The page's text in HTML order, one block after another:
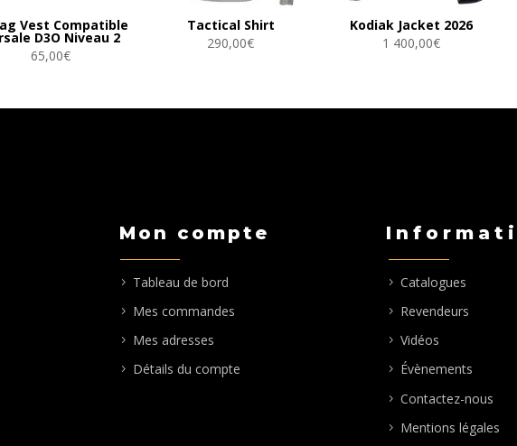
Vest Compatible
D3O Niveau 2
65,00€
Tactical Shirt
290,00€
Kodiak Jacket 2026
1 400,00€
Mon compte
Tableau de bord
Mes commandes
Mes adresses
Détails du compte
Catalogues
Revendeurs
Vidéos
Évènements
Contactez-nous
Mentions légales